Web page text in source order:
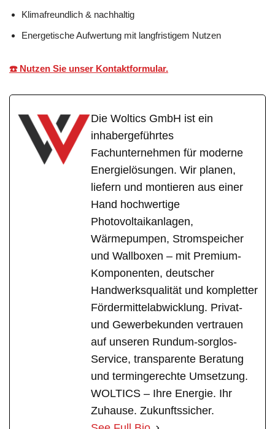
Klimafreundlich & nachhaltig
Energetische Aufwertung mit langfristigem Nutzen
☎️ Nutzen Sie unser Kontaktformular.
Die Woltics GmbH ist ein
inhabergeführtes
Fachunternehmen für moderne
Energielösungen. Wir planen,
liefern und montieren aus einer
Hand hochwertige
Photovoltaikanlagen,
Wärmepumpen, Stromspeicher
und Wallboxen – mit Premium-
Komponenten, deutscher
Handwerksqualität und kompletter
Fördermittelabwicklung. Privat-
und Gewerbekunden vertrauen
auf unseren Rundum-sorglos-
Service, transparente Beratung
und termingerechte Umsetzung.
WOLTICS – Ihre Energie. Ihr
Zuhause. Zukunftssicher.